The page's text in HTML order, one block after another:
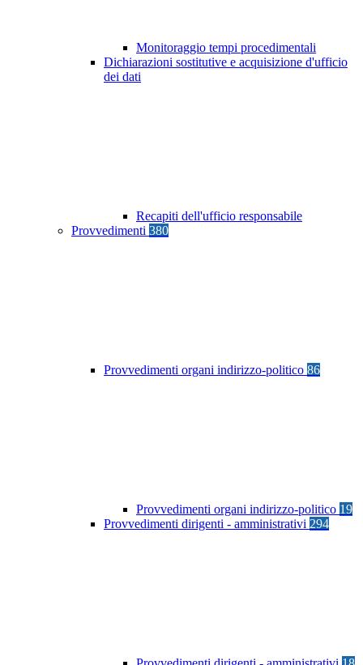
Monitoraggio tempi procedimentali
Dichiarazioni sostitutive e acquisizione d'ufficio
dei dati
Recapiti dell'ufficio responsabile
Provvedimenti 380
Provvedimenti organi indirizzo-politico 86
Provvedimenti organi indirizzo-politico 19
Provvedimenti dirigenti - amministrativi 294